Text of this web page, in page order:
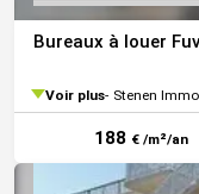
Bureaux à louer
Voir plus Stenen
188 € /m²/an